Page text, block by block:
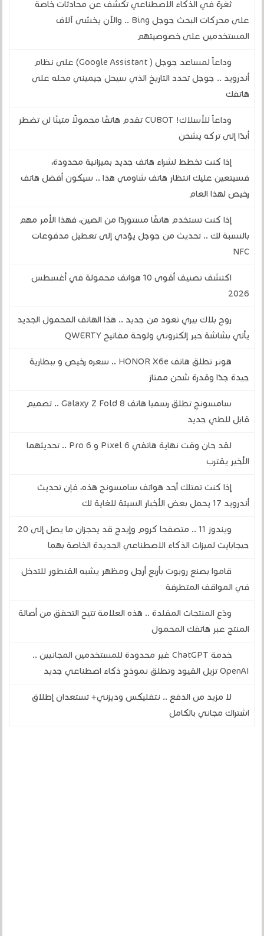
ثغرة في الذكاء الاصطناعي تكشف عن محادثات خاصة
على محركات البحث جوجل Bing .. والآن يخشى آلاف
المستخدمين على خصوصيتهم
وداعاً لمساعد جوجل ( Google Assistant) على نظام
أندرويد .. جوجل تحدد التاريخ الذي سيحل جيميني محله على
هاتفك
وداعاً للأسلاك! CUBOT تقدم هاتفًا محمولًا متينًا لن تضطر
أبدًا إلى تركه يشحن
إذا كنت تخطط لشراء هاتف جديد بميزانية محدودة،
فسيتعين عليك انتظار هاتف شاومي هذا .. سيكون أفضل هاتف
رخيص لهذا العام
إذا كنت تستخدم هاتفًا مستوردًا من الصين، فهذا الأمر مهم
بالنسبة لك .. تحديث من جوجل يؤدي إلى تعطيل مدفوعات
NFC
اكتشف تصنيف أقوى 10 هواتف محمولة في أغسطس
2026
روح بلاك بيري تعود من جديد .. هذا الهاتف المحمول الجديد
يأتي بشاشة حبر إلكتروني ولوحة مفاتيح QWERTY
هونر تطلق هاتف HONOR X6e .. سعره رخيص و ببطارية
جيدة جدًا وقدرة شحن ممتاز
سامسونج تطلق رسميا هاتف Galaxy Z Fold 8 .. تصميم
قابل للطي جديد
لقد حان وقت نهاية هاتفي Pixel 6 و 6 Pro .. تحديثهما
الأخير يقترب
إذا كنت تمتلك أحد هواتف سامسونج هذه، فإن تحديث
أندرويد 17 يحمل بعض الأخبار السيئة للغاية لك
ويندوز 11 .. متصفحا كروم وإيدج قد يحجزان ما يصل إلى 20
جيجابايت لميزات الذكاء الاصطناعي الجديدة الخاصة بهما
قاموا بصنع روبوت بأربع أرجل ومظهر يشبه القنطور للتدخل
في المواقف المتطرفة
ودّع المنتجات المقلدة .. هذه العلامة تتيح التحقق من أصالة
المنتج عبر هاتفك المحمول
خدمة ChatGPT غير محدودة للمستخدمين المجانيين ..
OpenAI تزيل القيود وتطلق نموذج ذكاء اصطناعي جديد
لا مزيد من الدفع .. نتفليكس وديزني+ تستعدان إطلاق
اشتراك مجاني بالكامل